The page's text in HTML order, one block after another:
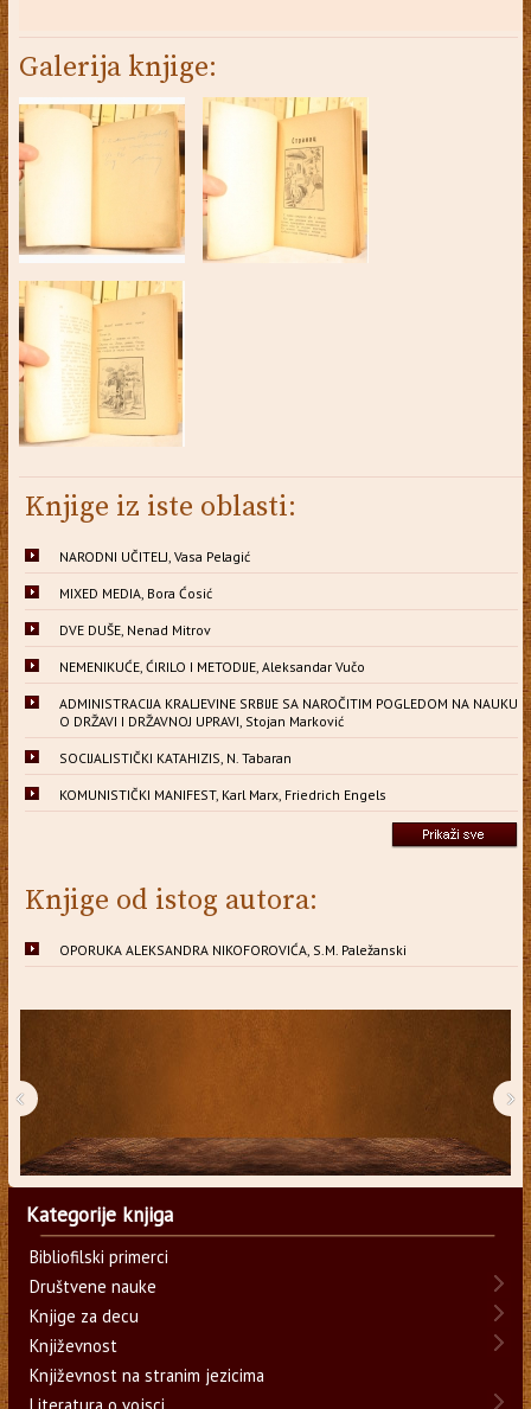
Galerija knjige:
Knjige iz iste oblasti:
NARODNI UČITELJ, Vasa Pelagić
MIXED MEDIA, Bora Ćosić
DVE DUŠE, Nenad Mitrov
NEMENIKUĆE, ĆIRILO I METODIJE, Aleksandar Vučo
ADMINISTRACIJA KRALJEVINE SRBIJE SA NAROČITIM POGLEDOM NA NAUKU
O DRŽAVI I DRŽAVNOJ UPRAVI, Stojan Marković
SOCIJALISTIČKI KATAHIZIS, N. Tabaran
KOMUNISTIČKI MANIFEST, Karl Marx, Friedrich Engels
Knjige od istog autora:
OPORUKA ALEKSANDRA NIKOFOROVIĆA, S.M. Paležanski
‹ ›
Kategorije knjiga
Bibliofilski primerci
Društvene nauke
Knjige za decu
Književnost
Književnost na stranim jezicima